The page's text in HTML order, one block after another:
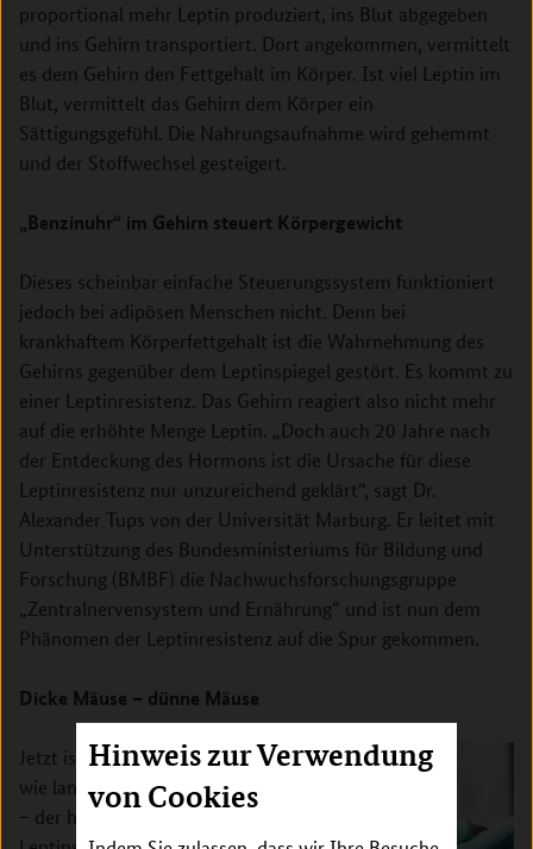
Hinweis zur Verwendung
von Cookies
proportional mehr Leptin produziert, ins Blut abgegeben
und ins Gehirn transportiert. Dort angekommen, vermittelt
es dem Gehirn den Fettgehalt im Körper. Ist viel Leptin im
Blut, vermittelt das Gehirn dem Körper ein
Sättigungsgefühl. Die Nahrungsaufnahme wird gehemmt
und der Stoffwechsel gesteigert.
„Benzinuhr“ im Gehirn steuert Körpergewicht
Dieses scheinbar einfache Steuerungssystem funktioniert
jedoch bei adipösen Menschen nicht. Denn bei
krankhaftem Körperfettgehalt ist die Wahrnehmung des
Gehirns gegenüber dem Leptinspiegel gestört. Es kommt zu
einer Leptinresistenz. Das Gehirn reagiert also nicht mehr
auf die erhöhte Menge Leptin. „Doch auch 20 Jahre nach
der Entdeckung des Hormons ist die Ursache für diese
Leptinresistenz nur unzureichend geklärt“, sagt Dr.
Alexander Tups von der Universität Marburg. Er leitet mit
Unterstützung des Bundesministeriums für Bildung und
Forschung (BMBF) die Nachwuchsforschungsgruppe
„Zentralnervensystem und Ernährung“ und ist nun dem
Phänomen der Leptinresistenz auf die Spur gekommen.
Dicke Mäuse – dünne Mäuse
Jetzt ist klar: Nicht –
wie lange Zeit vermutet
– der hohe